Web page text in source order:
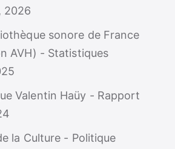
2026
sonore de France
AVH) - Statistiques
Valentin Haüy - Rapport
la Culture - Politique